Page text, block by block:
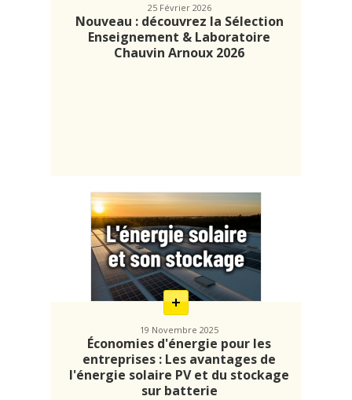
25 Février 2026
Nouveau : découvrez la Sélection
Enseignement & Laboratoire
Chauvin Arnoux 2026
En
savoir
plus
19 Novembre 2025
Économies d'énergie pour les
entreprises : Les avantages de
l'énergie solaire PV et du stockage
sur batterie